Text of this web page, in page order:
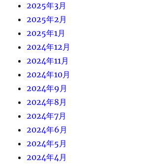
2025年3月
2025年2月
2025年1月
2024年12月
2024年11月
2024年10月
2024年9月
2024年8月
2024年7月
2024年6月
2024年5月
2024年4月